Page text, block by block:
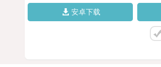
安卓下载